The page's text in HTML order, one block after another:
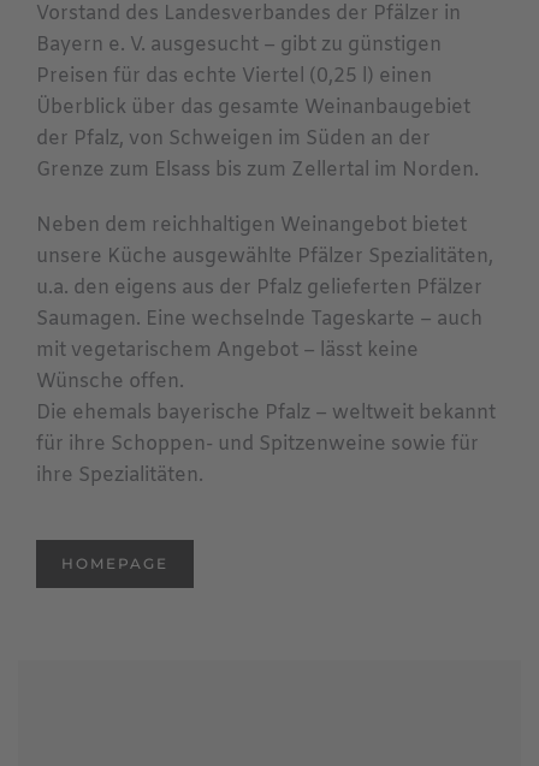
Vorstand des Landesverbandes der Pfälzer in
Bayern e. V. ausgesucht – gibt zu günstigen
Preisen für das echte Viertel (0,25 l) einen
Überblick über das gesamte Weinanbaugebiet
der Pfalz, von Schweigen im Süden an der
Grenze zum Elsass bis zum Zellertal im Norden.
Neben dem reichhaltigen Weinangebot bietet
unsere Küche ausgewählte Pfälzer Spezialitäten,
u.a. den eigens aus der Pfalz gelieferten Pfälzer
Saumagen. Eine wechselnde Tageskarte – auch
mit vegetarischem Angebot – lässt keine
Wünsche offen.
Die ehemals bayerische Pfalz – weltweit bekannt
für ihre Schoppen- und Spitzenweine sowie für
ihre Spezialitäten.
HOMEPAGE